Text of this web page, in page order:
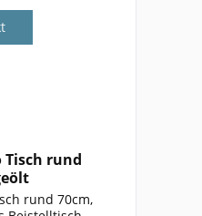
rund
rund 70cm,